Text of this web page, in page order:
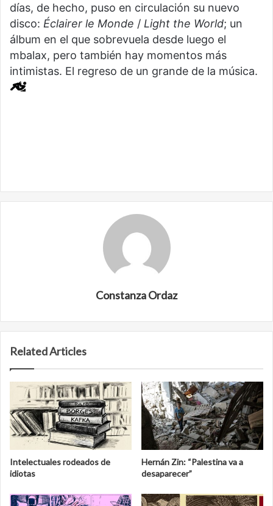
días, de hecho, puso en circulación su nuevo
disco: Éclairer le Monde / Light the World; un
álbum en el que sobrevuela desde luego el
mbalax, pero también hay momentos más
intimistas. El regreso de un grande de la música.
Constanza Ordaz
Related Articles
Intelectuales rodeados de
idiotas
Hernán Zin: “Palestina va a
desaparecer”